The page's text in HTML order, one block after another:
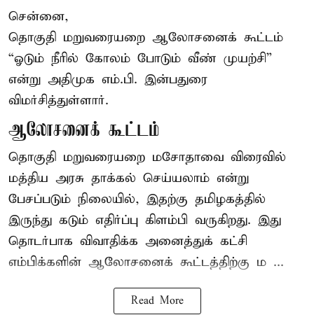
சென்னை,
தொகுதி மறுவரையறை ஆலோசனைக் கூட்டம்
“ஓடும் நீரில் கோலம் போடும் வீண் முயற்சி”
என்று அதிமுக எம்.பி. இன்பதுரை
விமர்சித்துள்ளார்.
ஆலோசனைக் கூட்டம்
தொகுதி மறுவரையறை மசோதாவை விரைவில்
மத்திய அரசு தாக்கல் செய்யலாம் என்று
பேசப்படும் நிலையில், இதற்கு தமிழகத்தில்
இருந்து கடும் எதிர்ப்பு கிளம்பி வருகிறது. இது
தொடர்பாக விவாதிக்க அனைத்துக் கட்சி
எம்பிக்களின் ஆலோசனைக் கூட்டத்திற்கு ம ...
Read More